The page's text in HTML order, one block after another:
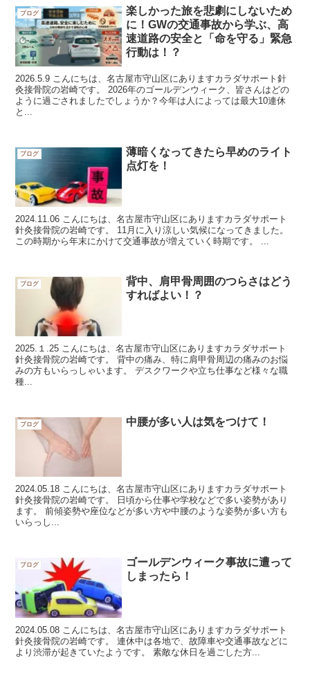
ブログ
楽しかった旅を悲劇にしないため
に！GWの交通事故から学ぶ、高
速道路の安全と「命を守る」緊急
行動は！？
2026.5.9 こんにちは、名古屋市守山区にありますカラダサポート針
灸接骨院の岩崎です。 2026年のゴールデンウィーク、皆さんはどの
ように過ごされましたでしょうか？今年は人によっては最大10連休
と...
ブログ
薄暗くなってきたら早めのライト
点灯を！
2024.11.06 こんにちは、名古屋市守山区にありますカラダサポート
針灸接骨院の岩崎です。 11月に入り涼しい気候になってきました。
この時期から年末にかけて交通事故が増えていく時期です。 ...
ブログ
背中、肩甲骨周囲のつらさはどう
すればよい！？
2025.１.25 こんにちは、名古屋市守山区にありますカラダサポート
針灸接骨院の岩崎です。 背中の痛み、特に肩甲骨周辺の痛みのお悩
みの方もいらっしゃいます。 デスクワークや立ち仕事など様々な職
種...
ブログ 中腰が多い人は気をつけて！
2024.05.18 こんにちは、名古屋市守山区にありますカラダサポート
針灸接骨院の岩崎です。 日頃から仕事や学校などで多い姿勢があり
ます。 前傾姿勢や座位などが多い方や中腰のような姿勢が多い方も
いらっし...
ブログ
ゴールデンウィーク事故に遭って
しまったら！
2024.05.08 こんにちは、名古屋市守山区にありますカラダサポート
針灸接骨院の岩崎です。 連休中は各地で、故障車や交通事故などに
より渋滞が起きていたようです。 素敵な休日を過ごした方...